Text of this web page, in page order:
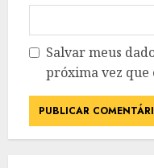
Salvar meus
próxima vez que